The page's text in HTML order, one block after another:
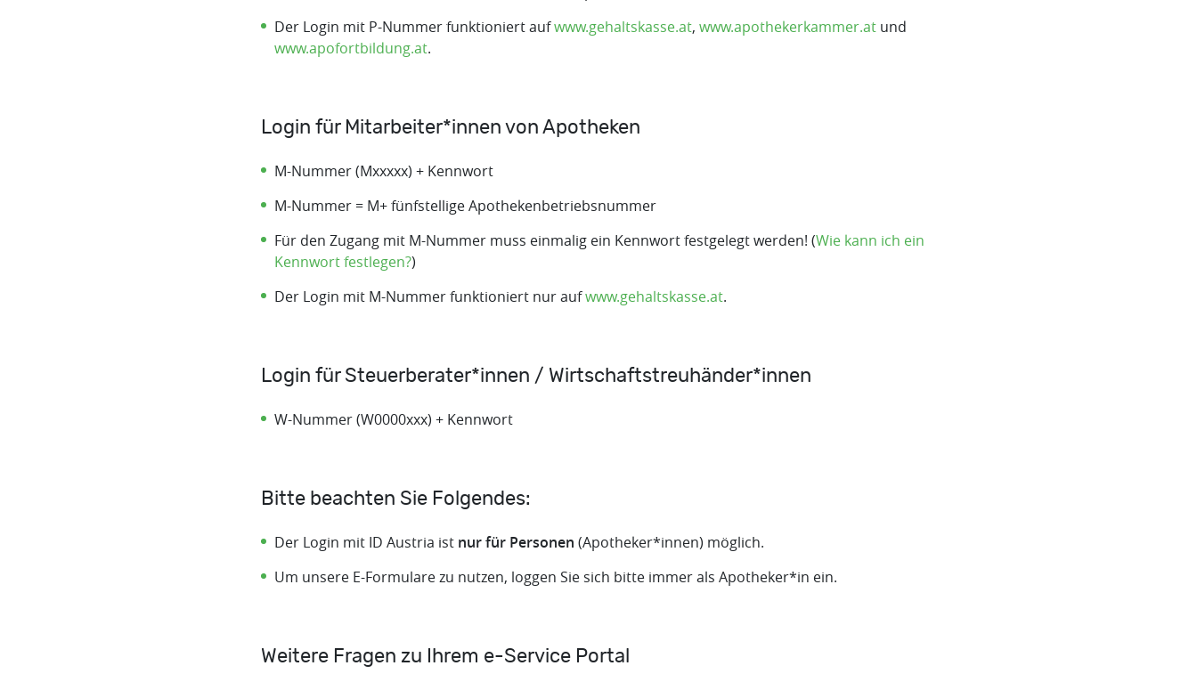
Der Login mit P-Nummer funktioniert aufwww.gehaltskasse.at, www.apothekerkammer.at und
www.apofortbildung.at.
Login für Mitarbeiter*innen von Apotheken
M-Nummer (Mxxxxx) + Kennwort
M-Nummer = M+ fünfstellige Apothekenbetriebsnummer
Für den Zugang mit M-Nummer muss einmalig ein Kennwort festgelegt werden! (Wie kann ich ein
Kennwort festlegen?)
Der Login mit M-Nummer funktioniert nur aufwww.gehaltskasse.at.
Login für Steuerberater*innen / Wirtschaftstreuhänder*innen
W-Nummer (W0000xxx) + Kennwort
Bitte beachten Sie Folgendes:
Der Login mit ID Austria ist nur für Personen (Apotheker*innen) möglich.
Um unsere E-Formulare zu nutzen, loggen Sie sich bitte immer als Apotheker*in ein.
Weitere Fragen zu Ihrem e-Service Portal